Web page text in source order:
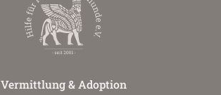
Vermittlung & Adoption